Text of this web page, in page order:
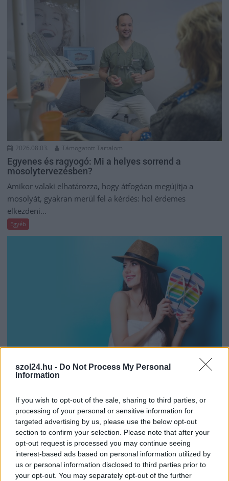
szol24.hu - Do Not Process My Personal
Information
If you wish to opt-out of the sale, sharing to third parties, or
processing of your personal or sensitive information for
targeted advertising by us, please use the below opt-out
section to confirm your selection. Please note that after your
opt-out request is processed you may continue seeing
interest-based ads based on personal information utilized by
us or personal information disclosed to third parties prior to
your opt-out. You may separately opt-out of the further
2026.08.03. Támogatott Tartalom
Egyenes és ragyogó: Mi a helyes sorrend a
mosolytervezésben?
Amikor valaki elhatározza, hogy átfogóan megújítja a
mosolyát, gyakran merül fel a kérdés: hol érdemes
elkezdeni...
Egyéb
Nyári papucs – a szabadság és a kényelem érzése a
forró napokon
Amikor a hőmérő higanyszála egyre feljebb kúszik, a
lábadnak is szüksége van a jól megérdemelt felfrissülésre...
Egyéb